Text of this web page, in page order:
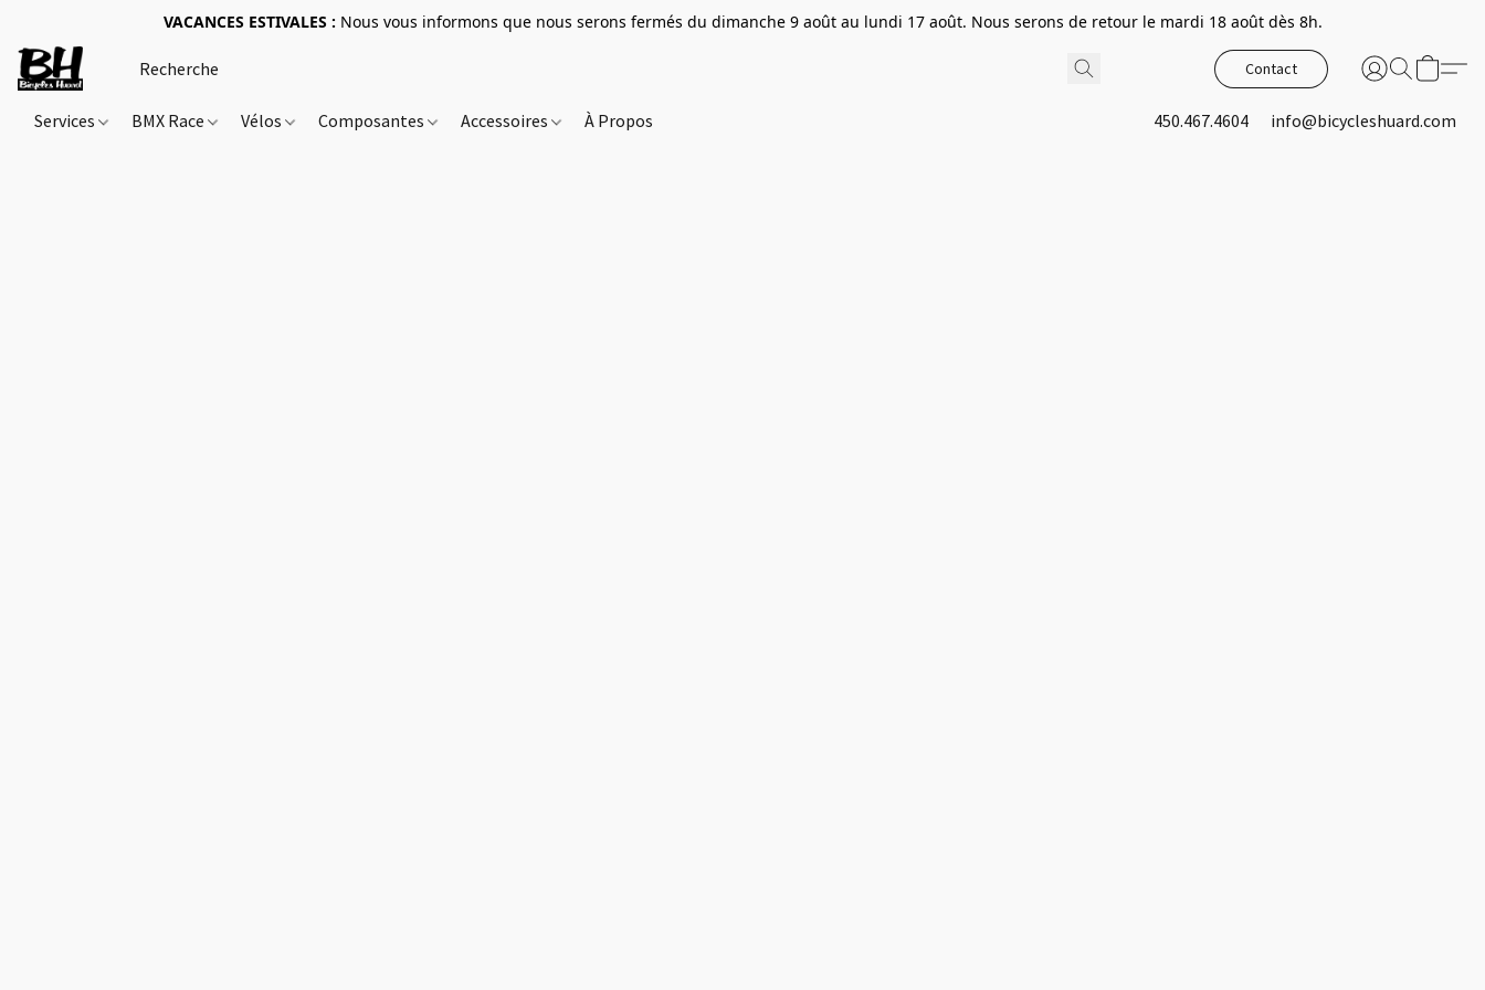
VACANCES ESTIVALES : Nous vous informons que nous serons fermés du dimanche 9 août au lundi 17 août. Nous serons de retour le mardi 18 août dès 8h.
Contact
Services BMX Race Vélos Composantes Accessoires À Propos 450.467.4604 info@bicycleshuard.com